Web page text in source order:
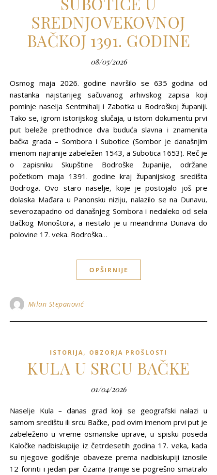
SREDNJOVEKOVNOJ
BAČKOJ 1391. GODINE
08/05/2026
Osmog maja 2026. godine navršilo se 635 godina od
nastanka najstarijeg sačuvanog arhivskog zapisa koji
pominje naselja Sentmihalj i Zabotka u Bodroškoj županiji.
Tako se, igrom istorijskog slučaja, u istom dokumentu prvi
put beleže prethodnice dva buduća slavna i znamenita
bačka grada – Sombora i Subotice (Sombor je današnjim
imenom najranije zabeležen 1543, a Subotica 1653). Reč je
o zapisniku Skupštine Bodroške županije, održane
početkom maja 1391. godine kraj županijskog središta
Bodroga. Ovo staro naselje, koje je postojalo još pre
dolaska Mađara u Panonsku niziju, nalazilo se na Dunavu,
severozapadno od današnjeg Sombora i nedaleko od sela
Bačkog Monoštora, a nestalo je u meandrima Dunava do
polovine 17. veka. Bodroška…
OPŠIRNIJE
Milan Stepanović
ISTORIJA, OBZORJA PROŠLOSTI
KULA U SRCU BAČKE
01/04/2026
Naselje Kula – danas grad koji se geografski nalazi u
samom središtu ili srcu Bačke, pod ovim imenom prvi put je
zabeleženo u vreme osmanske uprave, u spisku poseda
Kaločke nadbiskupije iz četrdesetih godina 17. veka, kada
su njegove godišnje obaveze prema nadbiskupiji iznosile
12 forinti i jedan par čizama (ranije se pogrešno smatralo